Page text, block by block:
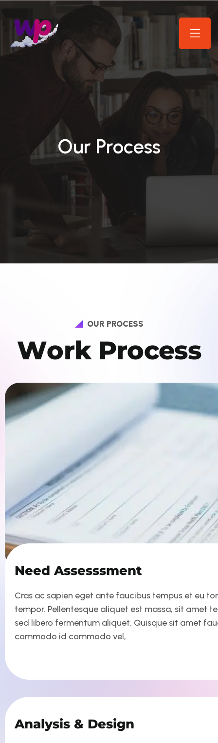
Our Process
OUR PROCESS
Work Process
Need Assesssment
Cras ac sapien eget ante faucibus tempus et eu
tempor. Pellentesque aliquet est massa, sit amet
sed libero fermentum aliquet. Quisque sit amet
commodo id commodo vel,
Analysis & Design